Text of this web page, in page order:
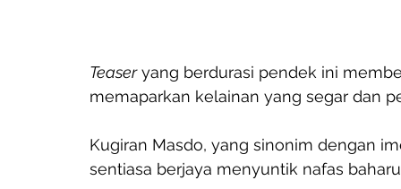
Teaser yang berdurasi pendek ini
memaparkan kelainan yang segar dan
Kugiran Masdo, yang sinonim dengan
sentiasa berjaya menyuntik nafas